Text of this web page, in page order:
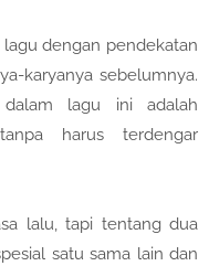
lagu dengan pendekatan
karyanya sebelumnya.
dalam lagu ini adalah
harus terdengar
lalu, tapi tentang dua
satu sama lain dan